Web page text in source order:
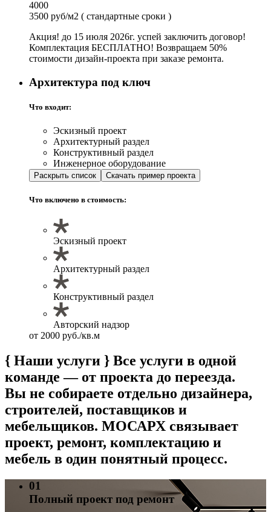
4000
3500 руб/м2 ( стандартные сроки )
Акция! до 15 июля 2026г. успей заключить договор!
Комплектация БЕСПЛАТНО! Возвращаем 50%
стоимости дизайн-проекта при заказе ремонта.
Архитектура под ключ
Что входит:
Эскизный проект
Архитектурный раздел
Конструктивный раздел
Инженерное оборудование
Раскрыть список Скачать пример проекта
Что включено в стоимость:
Эскизный проект
Архитектурный раздел
Конструктивный раздел
Авторский надзор
от 2000 руб./кв.м
{ Наши услуги } Все услуги в одной
команде — от проекта до переезда.
Вы не собираете отдельно дизайнера,
строителей, поставщиков и
мебельщиков. МОСАРХ связывает
проект, ремонт, комплектацию и
мебель в один понятный процесс.
01
Полный проект под ремонт